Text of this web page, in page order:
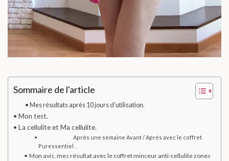
Sommaire de l'article
Mes résultats après 10 jours d’utilisation.
Mon test.
La cellulite et Ma cellulite.
Aprés une semaine Avant / Aprés avec le coffret
Puressentiel .
Mon avis, mes résultat avec le coffret minceur anti-cellulite zones